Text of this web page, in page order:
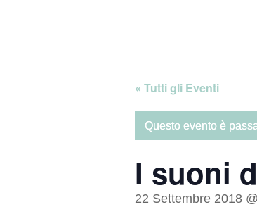
« Tutti gli Eventi
Questo evento è
I suoni
22 Settembre 2018